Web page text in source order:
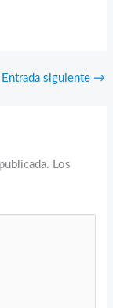
Entrada siguiente →
Los